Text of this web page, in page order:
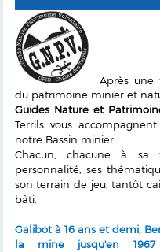
Après une
du patrimoine minier et
Guides Nature et
Terrils vous
notre Bassin minier.
Chacun, chacune à sa
personnalité, ses
son terrain de jeu, tantôt
bâti.
Galibot à 16 ans et demi,
la mine jusqu'en